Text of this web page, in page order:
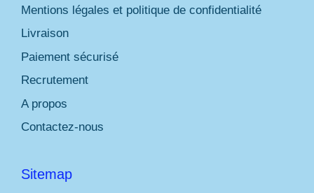
Mentions légales et politique de confidentialité
Livraison
Paiement sécurisé
Recrutement
A propos
Contactez-nous
Sitemap